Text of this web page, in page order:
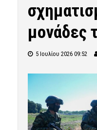
μονάδες
5 Ιουλίου 2026 09:52